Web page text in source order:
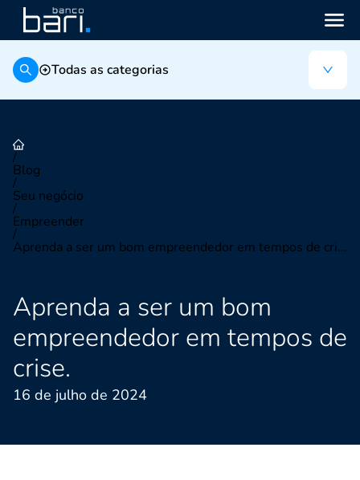
Todas as categorias
/
Blog
/
Seu negócio
/
Empreender
/
Aprenda a ser um bom empreendedor em tempos de crise.
Aprenda a ser um bom
empreendedor em tempos de
crise.
16 de julho de 2024